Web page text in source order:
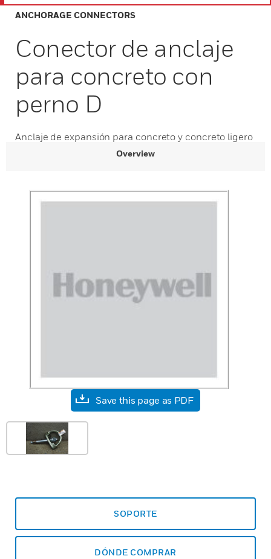
ANCHORAGE CONNECTORS
Conector de anclaje
para concreto con
perno D
Anclaje de expansión para concreto y concreto ligero
Overview
Save this page as PDF
SOPORTE
DÓNDE COMPRAR